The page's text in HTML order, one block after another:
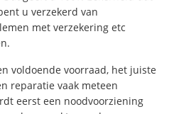
u verzekerd van
met verzekering etc
voldoende voorraad, het juiste
reparatie vaak meteen
eerst een noodvoorziening